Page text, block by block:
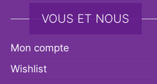
VOUS ET NOUS
Mon compte
Wishlist